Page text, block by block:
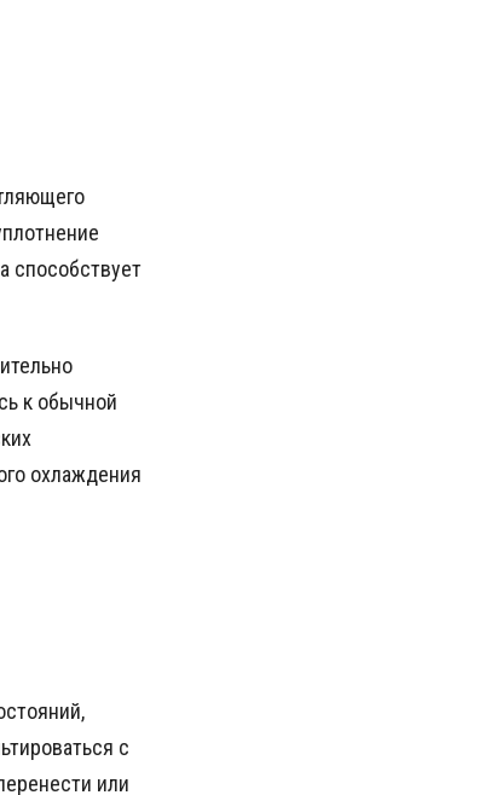
способствует
к обычной
охлаждения
с
или